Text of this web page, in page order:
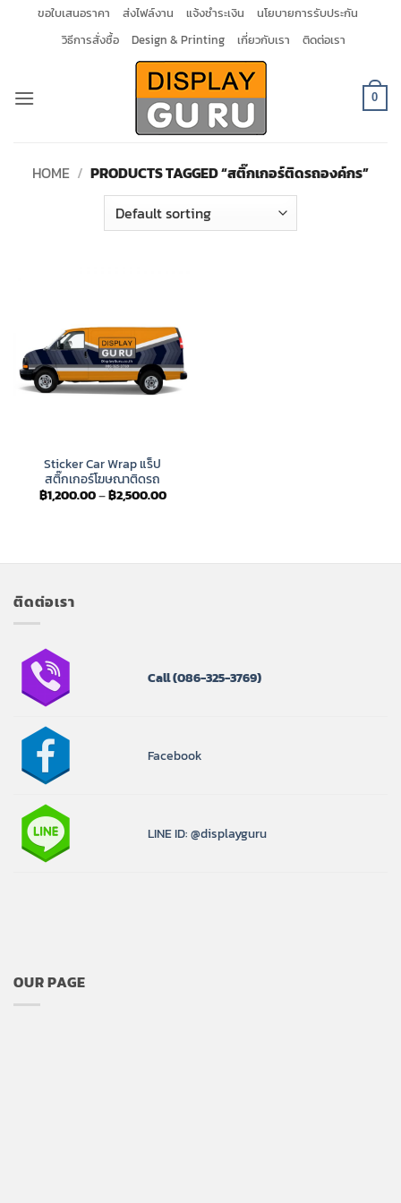
ขอใบเสนอราคา ส่งไฟล์งาน แจ้งชำระเงิน
นโยบายการรับประกัน
วิธีการสั่งซื้อ
Design & Printing เกี่ยวกับเรา ติดต่อเรา
0
HOME / PRODUCTS TAGGED “สติ๊กเกอร์ติดรถองค์กร”
Sticker Car Wrap แร็ป
สติ๊กเกอร์โฆษณาติดรถ
฿1,200.00–฿2,500.00Price
ติดต่อเรา
Call(086-325-3769)
Facebook
LINE ID: @displayguru
OUR PAGE